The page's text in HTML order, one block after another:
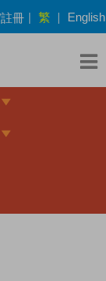
冊 | 繁 | English